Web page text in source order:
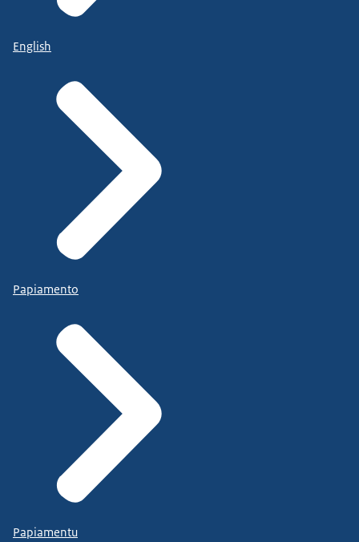
English
Papiamento
Papiamentu